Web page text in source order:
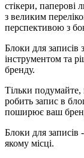
стікери, паперові
з великим
перспективою з
Блоки для записів
інструментом та
бренду.
Тільки подумайте,
робить запис в
поширює ваш
Блоки для записів
якому місці.